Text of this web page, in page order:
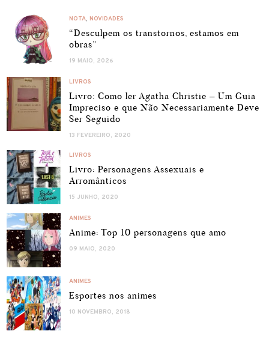
NOTA,NOVIDADES
“Desculpem os transtornos, estamos em
obras”
19 MAIO, 2026
LIVROS
Livro: Como ler Agatha Christie – Um Guia
Impreciso e que Não Necessariamente Deve
Ser Seguido
13 FEVEREIRO, 2020
LIVROS
Livro: Personagens Assexuais e
Arromânticos
15 JUNHO, 2020
ANIMES
Anime: Top 10 personagens que amo
09 MAIO, 2020
ANIMES
Esportes nos animes
10 NOVEMBRO, 2018